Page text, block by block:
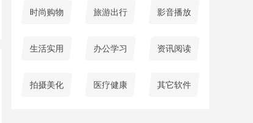
时尚购物 旅游出行 影音播放
生活实用 办公学习 资讯阅读
拍摄美化 医疗健康 其它软件